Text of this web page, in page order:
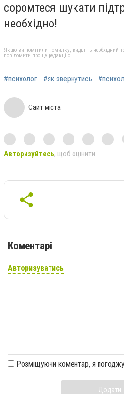
соромтеся шукати
необхідно!
Якщо ви помітили помилку, виділіть необхідний
повідомити про це редакцію
#психолог #як звернутись
Сайт міста
Авторизуйтесь, щоб оцінити
Коментарі
Авторизуватись
Розміщуючи коментар, я
Додати